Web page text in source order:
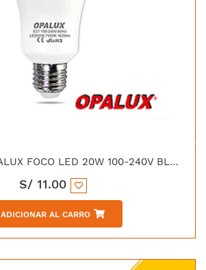
[OP-20W3C] OPALUX FOCO LED 20W 100-240V BLANCO 1620LM 6500K E27 230°
S/ 11.00
ADICIONAR AL CARRO